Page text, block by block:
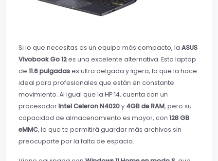
Si lo que necesitas es un equipo más compacto, la ASUS
Vivobook Go 12es una excelente alternativa. Esta laptop
de 11.6 pulgadases ultra delgada y ligera, lo que la hace
ideal para profesionales que están en constante
movimiento. Al igual que la HP 14, cuenta con un
procesadorIntel Celeron N4020y 4GB de RAM, pero su
capacidad de almacenamiento es mayor, con 128 GB
eMMC, lo que te permitirá guardar más archivos sin
preocuparte por la falta de espacio.